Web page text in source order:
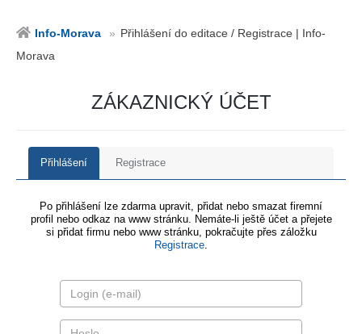
Info-Morava
Přihlášení do editace / Registrace | Info-
Morava
ZÁKAZNICKÝ ÚČET
Přihlášení Registrace
Po přihlášení lze zdarma upravit, přidat nebo smazat firemní
profil nebo odkaz na www stránku. Nemáte-li ještě účet a přejete
si přidat firmu nebo www stránku, pokračujte přes záložku
Registrace.